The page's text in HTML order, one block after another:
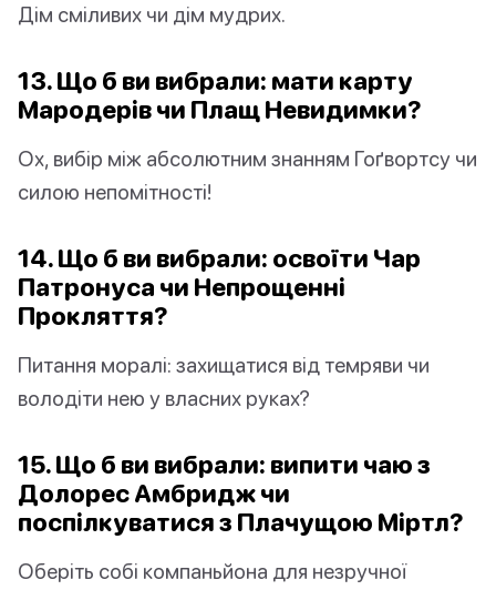
Дім сміливих чи дім мудрих.
13. Що б ви вибрали: мати карту
Мародерів чи Плащ Невидимки?
Ох, вибір між абсолютним знанням Гоґвортсу чи
силою непомітності!
14. Що б ви вибрали: освоїти Чар
Патронуса чи Непрощенні
Прокляття?
Питання моралі: захищатися від темряви чи
володіти нею у власних руках?
15. Що б ви вибрали: випити чаю з
Долорес Амбридж чи
поспілкуватися з Плачущою Міртл?
Оберіть собі компаньйона для незручної